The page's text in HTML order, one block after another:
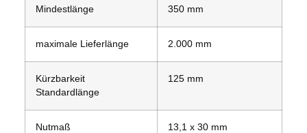
Mindestlänge 350 mm
maximale Lieferlänge 2.000 mm
Kürzbarkeit
Standardlänge
125 mm
Nutmaß 13,1 x 30 mm